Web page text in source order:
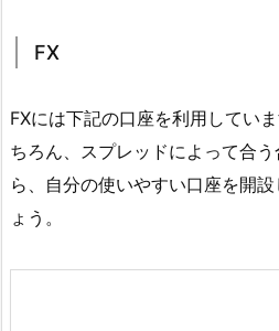
FX
FXには下記の口座を利用してい
ちろん、スプレッドによって合
ら、自分の使いやすい口座を開
ょう。